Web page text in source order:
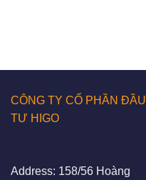
CÔNG TY CỔ PHẦN ĐẦU
TƯ HIGO
Address: 158/56 Hoàng